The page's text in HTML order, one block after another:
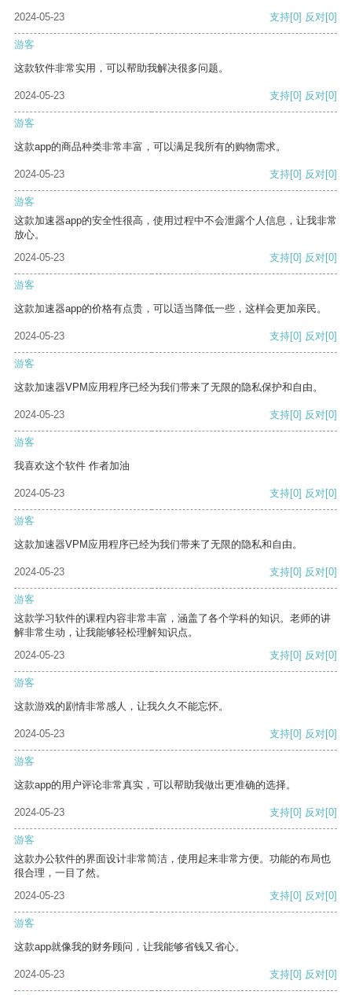
2024-05-23
支持[0] 反对[0]
游客
这款软件非常实用，可以帮助我解决很多问题。
2024-05-23 支持[0] 反对[0]
游客
这款app的商品种类非常丰富，可以满足我所有的购物需求。
2024-05-23 支持[0] 反对[0]
游客
这款加速器app的安全性很高，使用过程中不会泄露个人信息，让我非常
放心。
2024-05-23
支持[0] 反对[0]
游客
这款加速器app的价格有点贵，可以适当降低一些，这样会更加亲民。
2024-05-23 支持[0] 反对[0]
游客
这款加速器VPM应用程序已经为我们带来了无限的隐私保护和自由。
2024-05-23 支持[0] 反对[0]
游客
我喜欢这个软件 作者加油
2024-05-23 支持[0] 反对[0]
游客
这款加速器VPM应用程序已经为我们带来了无限的隐私和自由。
2024-05-23 支持[0] 反对[0]
游客
这款学习软件的课程内容非常丰富，涵盖了各个学科的知识。老师的讲
解非常生动，让我能够轻松理解知识点。
2024-05-23
支持[0] 反对[0]
游客
这款游戏的剧情非常感人，让我久久不能忘怀。
2024-05-23 支持[0] 反对[0]
游客
这款app的用户评论非常真实，可以帮助我做出更准确的选择。
2024-05-23 支持[0] 反对[0]
游客
这款办公软件的界面设计非常简洁，使用起来非常方便。功能的布局也
很合理，一目了然。
2024-05-23
支持[0] 反对[0]
游客
这款app就像我的财务顾问，让我能够省钱又省心。
2024-05-23 支持[0] 反对[0]